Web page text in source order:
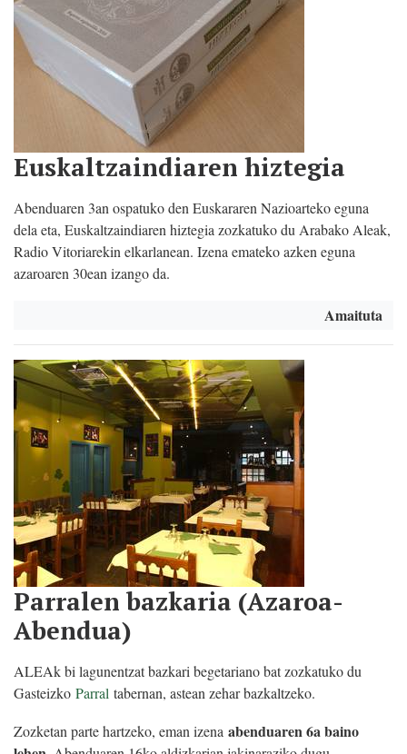
Euskaltzaindiaren hiztegia
Abenduaren 3an ospatuko den Euskararen Nazioarteko eguna
dela eta, Euskaltzaindiaren hiztegia zozkatuko du Arabako Aleak,
Radio Vitoriarekin elkarlanean. Izena emateko azken eguna
azaroaren 30ean izango da.
Amaituta
Parralen bazkaria (Azaroa-
Abendua)
ALEAk bi lagunentzat bazkari begetariano bat zozkatuko du
Gasteizko Parral tabernan, astean zehar bazkaltzeko.
Zozketan parte hartzeko, eman izena abenduaren 6a baino